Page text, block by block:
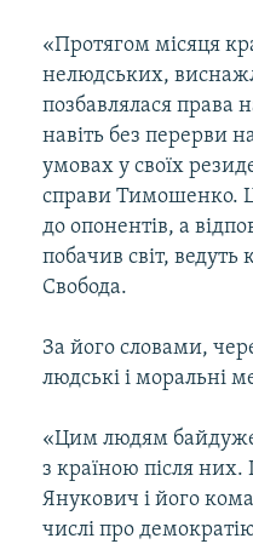
«Протягом місяця
нелюдських,
позбавлялася права
навіть без перерви
умовах у своїх
справи Тимошенко.
до опонентів, а
побачив світ, ведуть
Свобода.
За його словами,
людські і моральні
«Цим людям
з країною після них.
Янукович і його
числі про